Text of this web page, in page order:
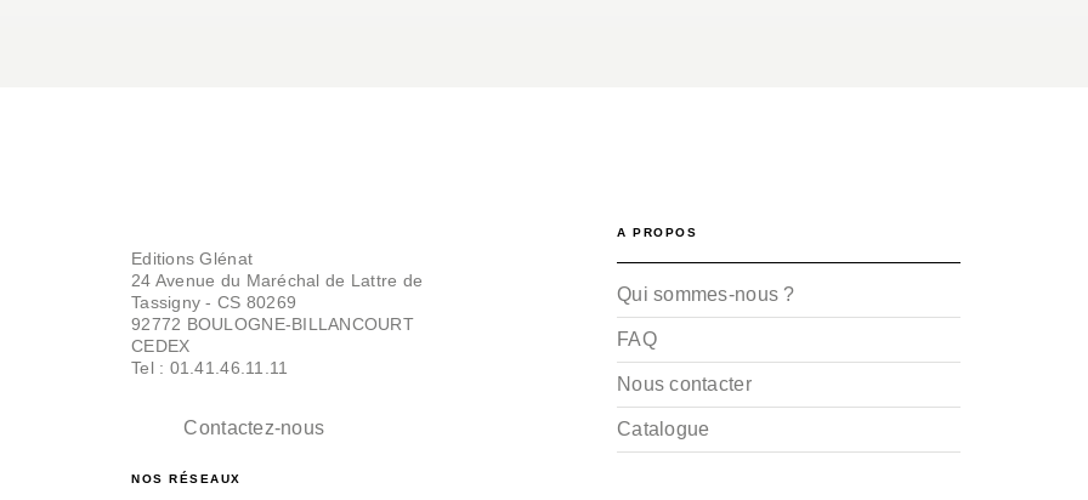
Editions Glénat
24 Avenue du Maréchal de Lattre de
Tassigny - CS 80269
92772 BOULOGNE-BILLANCOURT
CEDEX
Tel : 01.41.46.11.11
Contactez-nous
NOS RÉSEAUX
A PROPOS
Qui sommes-nous ?
FAQ
Nous contacter
Catalogue